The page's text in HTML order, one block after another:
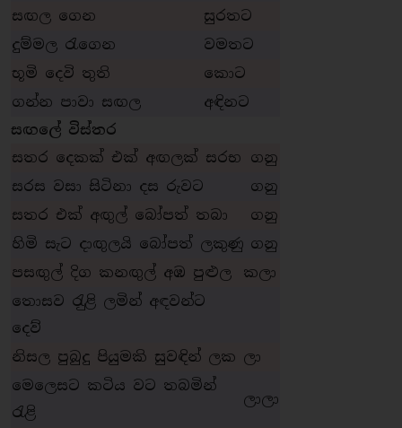
සඟල ගෙන
සුරතට
දුම්මල රැගෙන
වමතට
භූමි දෙවි තුති
කොට
ගන්න පාවා සඟල
අඳිනට
සඟලේ විස්තර
සතර දෙකක් එක් අඟලක් සරභ ගනු
සරස වසා සිටිනා දස රුවට
ගනු
සතර එක් අඟුල් බෝපත් තබා
ගනු
හිමි සැට දාඟුලයි බෝපත් ලකුණු ගනු
පසඟුල් දිග කනඟුල් අඹ පුළුල
කලා
තොසව රැුළි ලමින් අඳවන්ට
දෙව්
නිසල පුබුදු පියුමකි සුවඳින් ලක ලා
මෙලෙසට කටිය වට තබමින්
රැළි
ලාලා